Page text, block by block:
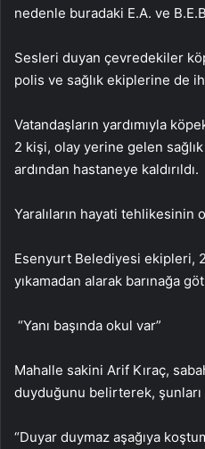
nedenle buradaki E.A. ve
Sesleri duyan çevredekiler
polis ve sağlık ekiplerine de
Vatandaşların yardımıyla
2 kişi, olay yerine gelen
ardından hastaneye kaldırıldı.
Yaralıların hayati tehlikesinin
Esenyurt Belediyesi ekipleri,
yıkamadan alarak barınağa
“Yanı başında okul var”
Mahalle sakini Arif Kıraç,
duyduğunu belirterek, şunları
“Duyar duymaz aşağıya